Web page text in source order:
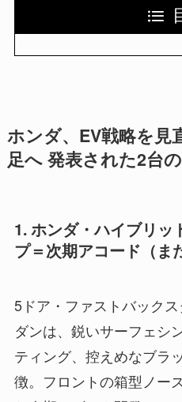
ホンダ、EV戦略を見
足へ 発表された2台
1. ホンダ・ハイブリッ
プ＝次期アコード（ま
5ドア・ファストバック
ダンは、鋭いサーフェシ
ティング、控えめなブラ
徴。フロントの箱型ノー